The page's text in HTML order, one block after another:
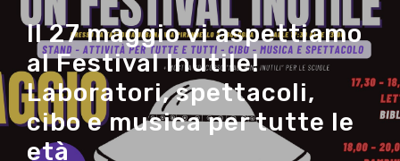
Il 27 maggio vi aspettiamo
al Festival Inutile!
Laboratori, spettacoli,
cibo e musica per tutte le
età